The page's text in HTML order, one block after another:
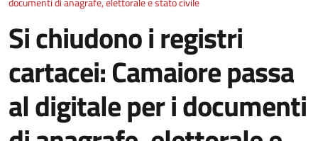
Si chiudono i registri
cartacei: Camaiore passa
al digitale per i documenti